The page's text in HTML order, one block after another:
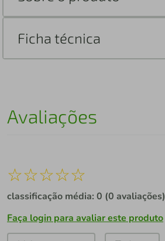
Ficha técnica
Avaliações
☆☆☆☆☆
classificação média: 0 (0 avaliações)
Faça login para avaliar este produto